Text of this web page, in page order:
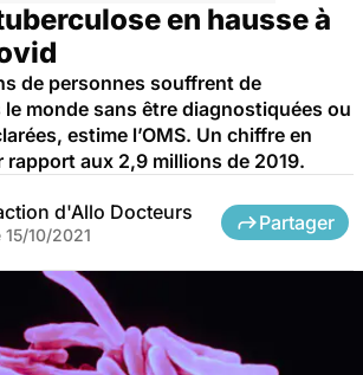
en hausse à
de personnes souffrent de
monde sans être diagnostiquées ou
estime l’OMS. Un chiffre en
aux 2,9 millions de 2019.
d'Allo Docteurs
15/10/2021
Partager